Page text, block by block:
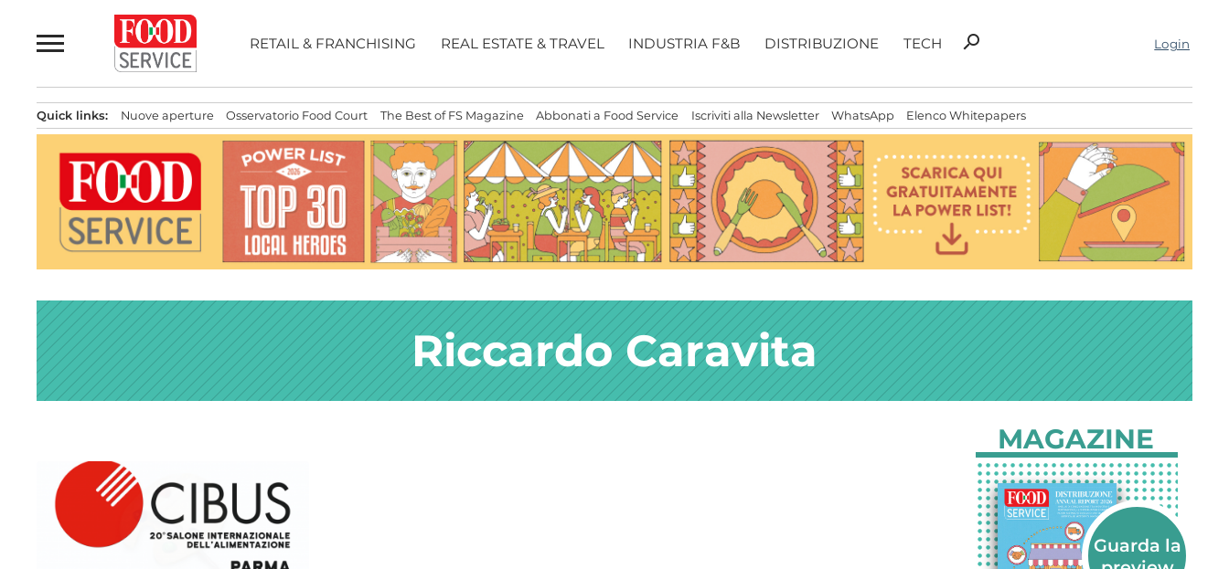
al
contenuto
RETAIL & FRANCHISING REAL ESTATE & TRAVEL INDUSTRIA F&B DISTRIBUZIONE TECH
Ricerca
search Login
Quick links: Nuove aperture Osservatorio Food Court The Best of FS Magazine Abbonati a Food Service Iscriviti alla Newsletter WhatsApp Elenco Whitepapers
Riccardo Caravita
News
MAGAZINE